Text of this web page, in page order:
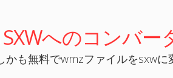
へのコンバー
かも無料でwmzファイルをsxwに